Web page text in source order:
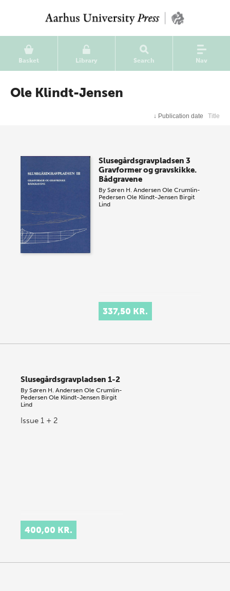
Basket Library Search Nav
Ole Klindt-Jensen
↓ Publication date Title
Slusegårdsgravpladsen 3
Gravformer og gravskikke.
Bådgravene
BySøren H. Andersen Ole Crumlin-
Pedersen Ole Klindt-Jensen Birgit
Lind
337,50 KR.
Slusegårdsgravpladsen 1-2
By Søren H. Andersen Ole Crumlin-
Pedersen Ole Klindt-Jensen Birgit
Lind
Issue 1 + 2
400,00 KR.